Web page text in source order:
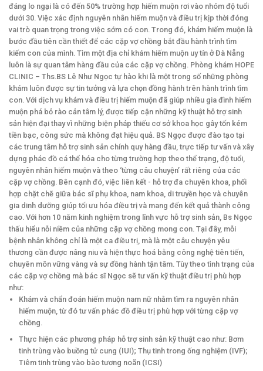
đáng lo ngại là có đến 50% trường hợp hiếm muộn rơi vào nhóm độ tuổi
dưới 30. Việc xác định nguyên nhân hiếm muộn và điều trị kịp thời đóng
vai trò quan trọng trong việc sớm có con. Trong đó, khám hiếm muộn là
bước đầu tiên cần thiết để các cặp vợ chồng bắt đầu hành trình tìm
kiếm con của mình. Tìm một địa chỉ khám hiếm muộn uy tín ở Đà Nẵng
luôn là sự quan tâm hàng đầu của các cặp vợ chồng. Phòng khám HOPE
CLINIC – Ths.BS Lê Như Ngọc tự hào khi là một trong số những phòng
khám luôn được sự tin tưởng và lựa chọn đồng hành trên hành trình tìm
con. Với dịch vụ khám và điều trị hiếm muộn đã giúp nhiều gia đình hiếm
muộn phá bỏ rào cản tâm lý, được tiếp cận những kỹ thuật hỗ trợ sinh
sản hiện đại thay vì những biện pháp thiếu cơ sở khoa học gây tốn kém
tiền bạc, công sức mà không đạt hiệu quả. BS Ngọc được đào tạo tại
các trung tâm hỗ trợ sinh sản chính quy hàng đầu, trực tiếp tư vấn và xây
dựng phác đồ cá thể hóa cho từng trường hợp theo thể trạng, độ tuổi,
nguyên nhân hiếm muộn và theo ‘từng câu chuyện’ rất riêng của các
cặp vợ chồng. Bên cạnh đó, việc liên kết - hỗ trợ đa chuyên khoa, phối
hợp chặt chẽ giữa bác sĩ phụ khoa, nam khoa, di truyền học và chuyên
gia dinh dưỡng giúp tối ưu hóa điều trị và mang đến kết quả thành công
cao. Với hơn 10 năm kinh nghiệm trong lĩnh vực hỗ trợ sinh sản, Bs Ngọc
thấu hiểu nỗi niềm của những cặp vợ chồng mong con. Tại đây, mỗi
bệnh nhân không chỉ là một ca điều trị, mà là một câu chuyện yêu
thương cần được nâng niu và hiện thực hoá bằng công nghệ tiên tiến,
chuyên môn vững vàng và sự đồng hành tận tâm. Tùy theo tình trạng của
các cặp vợ chồng mà bác sĩ Ngọc sẽ tư vấn kỹ thuật điều trị phù hợp
như:
Khám và chẩn đoán hiếm muộn nam nữ nhằm tìm ra nguyên nhân
hiếm muộn, từ đó tư vấn phác đồ điều trị phù hợp với từng cặp vợ
chồng.
Thực hiện các phương pháp hỗ trợ sinh sản kỹ thuật cao như: Bơm
tinh trùng vào buồng tử cung (IUI); Thụ tinh trong ống nghiệm (IVF);
Tiêm tinh trùng vào bào tương noãn (ICSI)